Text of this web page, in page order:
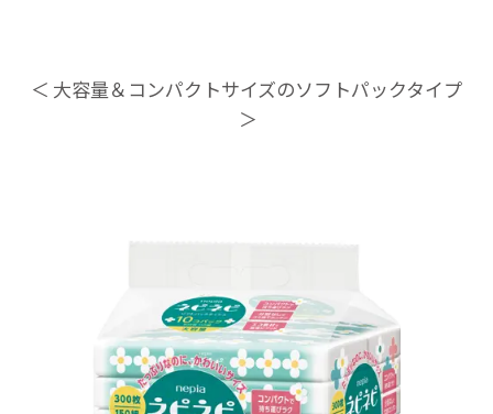
大容量＆コンパクトサイズのソフトパックタイプ